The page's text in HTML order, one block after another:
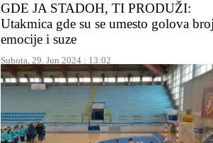
GDE JA STADOH, TI PRODUŽI:
Utakmica gde su se umesto golova
emocije i suze
Subota, 29. Jun 2024 : 13:02